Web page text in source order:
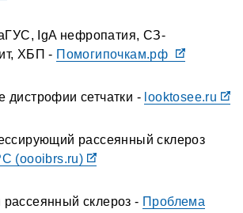
IgA нефропатия, СЗ-
ХБП - Помогипочкам.рф
дистрофии сетчатки - looktosee.ru
рассеянный склероз
(oooibrs.ru)
склероз - Проблема